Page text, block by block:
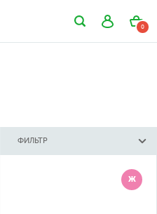
0
ФИЛЬТР
Ж